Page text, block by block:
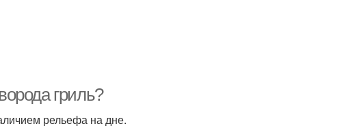
гриль?
рельефа на дне.